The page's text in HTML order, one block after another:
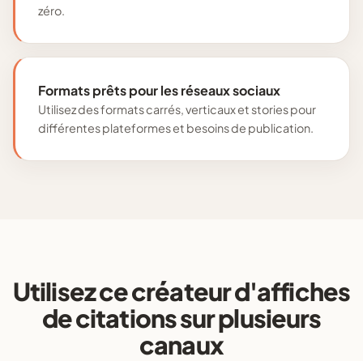
zéro.
Formats prêts pour les réseaux sociaux
Utilisez des formats carrés, verticaux et stories pour
différentes plateformes et besoins de publication.
Utilisez ce créateur d'affiches
de citations sur plusieurs
canaux